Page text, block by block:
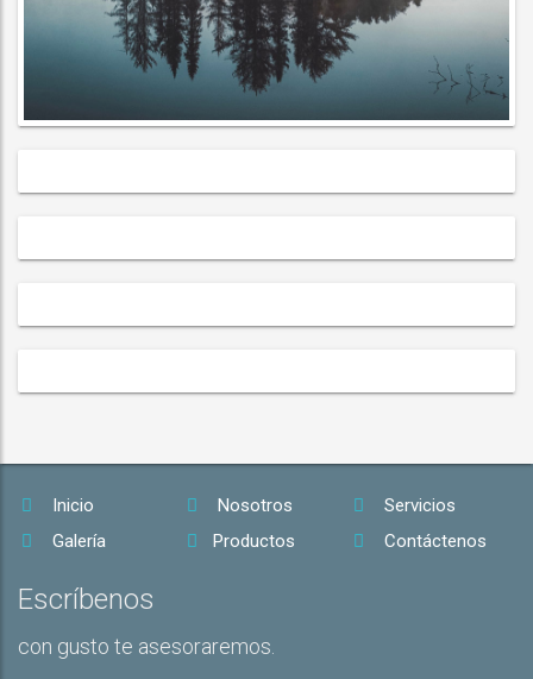
Inicio Nosotros
Servicios
Galería
Productos Contáctenos
Escríbenos
con gusto te asesoraremos.